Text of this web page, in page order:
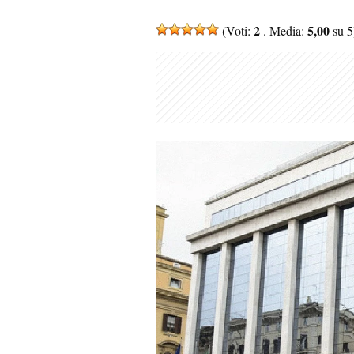
(Voti: 2 . Media: 5,00su